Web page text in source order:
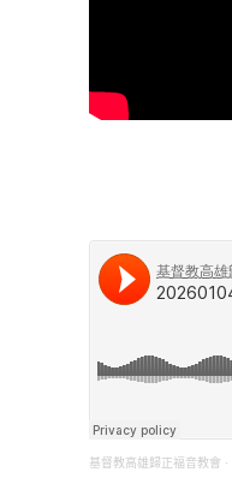
基督教高雄歸正福音教會 ·